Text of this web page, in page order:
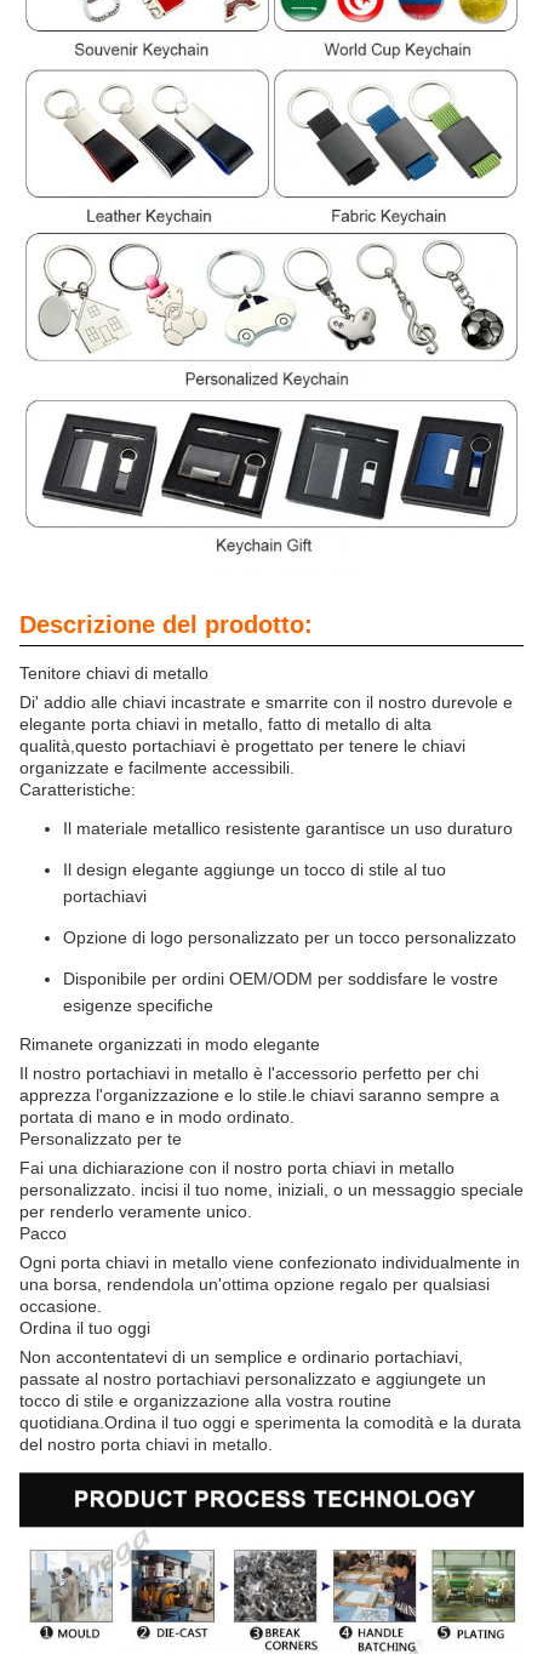
Descrizione del prodotto:
Tenitore chiavi di metallo
Di' addio alle chiavi incastrate e smarrite con il nostro durevole e
elegante porta chiavi in metallo, fatto di metallo di alta
qualità,questo portachiavi è progettato per tenere le chiavi
organizzate e facilmente accessibili.
Caratteristiche:
Il materiale metallico resistente garantisce un uso duraturo
Il design elegante aggiunge un tocco di stile al tuo
portachiavi
Opzione di logo personalizzato per un tocco personalizzato
Disponibile per ordini OEM/ODM per soddisfare le vostre
esigenze specifiche
Rimanete organizzati in modo elegante
Il nostro portachiavi in metallo è l'accessorio perfetto per chi
apprezza l'organizzazione e lo stile.le chiavi saranno sempre a
portata di mano e in modo ordinato.
Personalizzato per te
Fai una dichiarazione con il nostro porta chiavi in metallo
personalizzato. incisi il tuo nome, iniziali, o un messaggio speciale
per renderlo veramente unico.
Pacco
Ogni porta chiavi in metallo viene confezionato individualmente in
una borsa, rendendola un'ottima opzione regalo per qualsiasi
occasione.
Ordina il tuo oggi
Non accontentatevi di un semplice e ordinario portachiavi,
passate al nostro portachiavi personalizzato e aggiungete un
tocco di stile e organizzazione alla vostra routine
quotidiana.Ordina il tuo oggi e sperimenta la comodità e la durata
del nostro porta chiavi in metallo.